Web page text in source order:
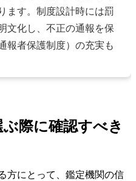
ます。制度設計時には罰
文化し、不正の通報を保
報者保護制度）の充実も
際に確認すべき
方にとって、鑑定機関の信